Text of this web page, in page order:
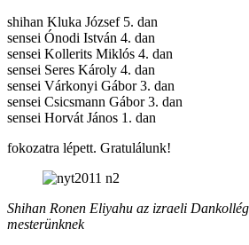
shihan Kluka József 5. dan
sensei Ónodi István 4. dan
sensei Kollerits Miklós 4. dan
sensei Seres Károly 4. dan
sensei Várkonyi Gábor 3. dan
sensei Csicsmann Gábor 3. dan
sensei Horvát János 1. dan
fokozatra lépett. Gratulálunk!
Shihan Ronen Eliyahu az izraeli
mesterünknek